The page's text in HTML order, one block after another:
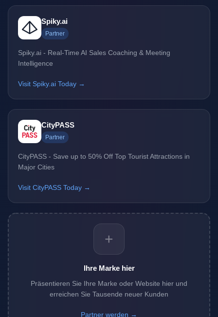
Spiky.ai
Partner
Spiky.ai - Real-Time AI Sales Coaching & Meeting
Intelligence
Visit Spiky.ai Today →
CityPASS
Partner
CityPASS - Save up to 50% Off Top Tourist Attractions in
Major Cities
Visit CityPASS Today →
+
Ihre Marke hier
Präsentieren Sie Ihre Marke oder Website hier und
erreichen Sie Tausende neuer Kunden
Partner werden →